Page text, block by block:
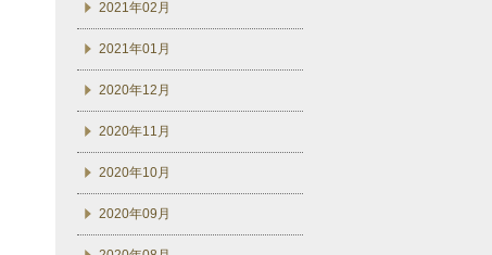
2021年02月
2021年01月
2020年12月
2020年11月
2020年10月
2020年09月